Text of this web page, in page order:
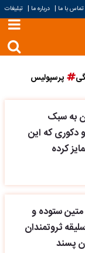
تماس با ما | درباره ما | تبلیغات
پرسپولیس
به سبک
دکوری که این
کرده
متین ستوده و
ثروتمندان
پسند